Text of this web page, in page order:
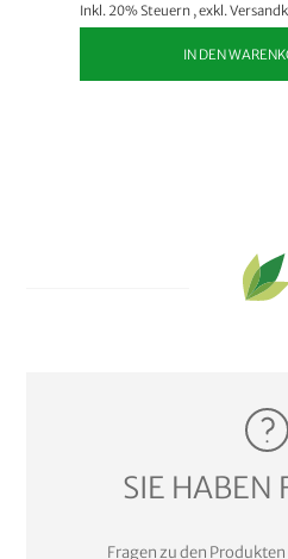
Inkl. 20% Steuern ,exkl.
IN DEN
SIE HABEN
Fragen zu den